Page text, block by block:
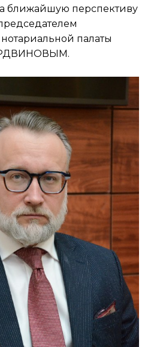
ближайшую перспективу
палаты